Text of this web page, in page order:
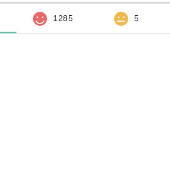
1285 5